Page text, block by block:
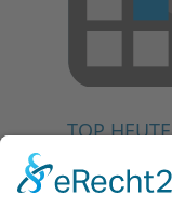
TOP HEUTE
02.07.2026